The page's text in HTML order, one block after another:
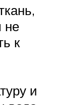
не
к
и